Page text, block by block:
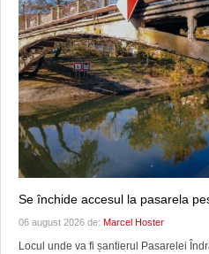
Se închide accesul la pasarela
06 august 2026 de: Marcel Hoster
Locul unde va fi șantierul Pasarelei